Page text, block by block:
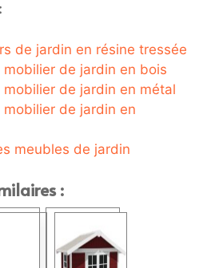
de jardin en résine tressée
mobilier de jardin en bois
mobilier de jardin en métal
mobilier de jardin en
meubles de jardin
: